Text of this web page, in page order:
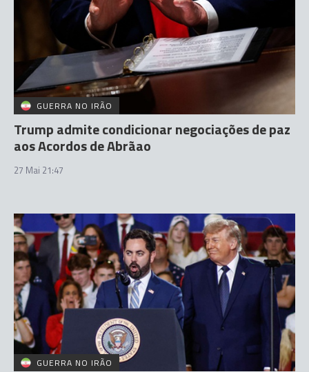
GUERRA NO IRÃO
Trump admite condicionar negociações de paz
aos Acordos de Abrãao
27 Mai 21:47
GUERRA NO IRÃO